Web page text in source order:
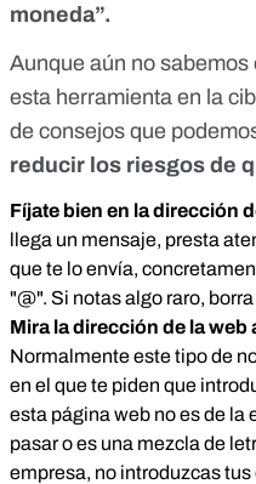
moneda”.
Aunque aún no
esta herramienta en la
de consejos que
reducir los riesgos de
Fíjate bien en la dirección
llega un mensaje, presta
que te lo envía,
"@". Si notas algo raro,
Mira la dirección de la web
Normalmente este tipo de
en el que te piden que
esta página web no es de la
pasar o es una mezcla de
empresa, no introduzcas